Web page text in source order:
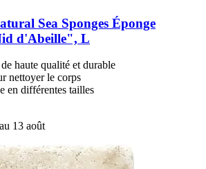
Sea Sponges Éponge
d'Abeille", L
haute qualité et durable
nettoyer le corps
en différentes tailles
13 août